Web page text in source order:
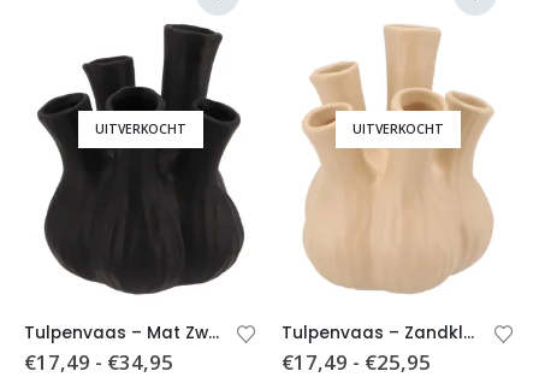
UITVERKOCHT
Tulpenvaas – Mat Zwart- 3 formaten
€17,49 - €34,95
UITVERKOCHT
Tulpenvaas – Zandkleurig- 2 formaten
€17,49 - €25,95